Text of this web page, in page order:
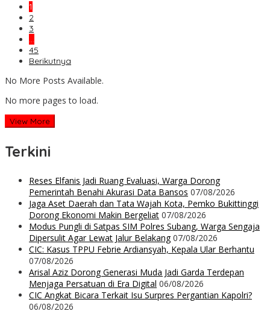
1
2
3
…
45
Berikutnya
No More Posts Available.
No more pages to load.
View More
Terkini
Reses Elfanis Jadi Ruang Evaluasi, Warga Dorong
Pemerintah Benahi Akurasi Data Bansos 07/08/2026
Jaga Aset Daerah dan Tata Wajah Kota, Pemko Bukittinggi
Dorong Ekonomi Makin Bergeliat 07/08/2026
Modus Pungli di Satpas SIM Polres Subang, Warga Sengaja
Dipersulit Agar Lewat Jalur Belakang 07/08/2026
CIC: Kasus TPPU Febrie Ardiansyah, Kepala Ular Berhantu
07/08/2026
Arisal Aziz Dorong Generasi Muda Jadi Garda Terdepan
Menjaga Persatuan di Era Digital 06/08/2026
CIC Angkat Bicara Terkait Isu Surpres Pergantian Kapolri?
06/08/2026